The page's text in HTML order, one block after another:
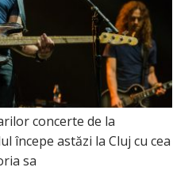
concerte de la
începe astăzi la Cluj cu cea
sa